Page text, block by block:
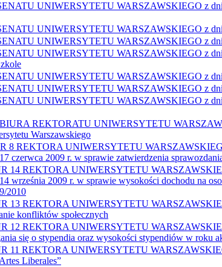
UNIWERSYTETU WARSZAWSKIEGO z
UNIWERSYTETU WARSZAWSKIEGO z
UNIWERSYTETU WARSZAWSKIEGO z
UNIWERSYTETU WARSZAWSKIEGO z
UNIWERSYTETU WARSZAWSKIEGO z
UNIWERSYTETU WARSZAWSKIEGO z dnia
UNIWERSYTETU WARSZAWSKIEGO z
REKTORATU UNIWERSYTETU
Warszawskiego
8 REKTORA UNIWERSYTETU
czerwca 2009 r. w sprawie zatwierdzenia
14 REKTORA UNIWERSYTETU
września 2009 r. w sprawie wysokości dochodu na
2010
13 REKTORA UNIWERSYTETU
konfliktów społecznych
12 REKTORA UNIWERSYTETU
się o stypendia oraz wysokości stypendiów w roku
11 REKTORA UNIWERSYTETU
Liberales”